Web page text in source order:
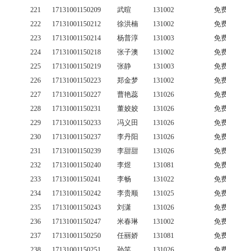
221
17131001150209 武暄 131002
免
222
17131001150212 徐洪楠 131002
免
223
17131001150214 杨普淳 131003
免
224
17131001150218 张子澳 131002
免
225
17131001150219 张静 131003
免
226
17131001150223 郑金梦 131002
免
227
17131001150227 曹艳蕊 131026
免
228
17131001150231 董姣姣 131026
免
229
17131001150233 冯义田 131026
免
230
17131001150237 李丹阳 131026
免
231
17131001150239 李甜甜 131026
免
232
17131001150240 李煜 131081
免
233
17131001150241 李畅 131022
免
234
17131001150242 李贵顺 131025
免
235
17131001150243 刘潇 131026
免
236
17131001150247 米春琳 131002
免
237
17131001150250 任丽娇 131081
免